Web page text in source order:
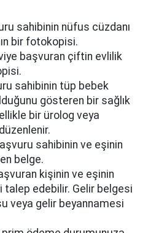
sahibinin nüfus cüzdanı
bir fotokopisi.
başvuran çiftin evlilik
sahibinin tüp bebek
gösteren bir sağlık
bir ürolog veya
sahibinin ve eşinin
belge.
kişinin ve eşinin
talep edebilir. Gelir belgesi
veya gelir beyannamesi